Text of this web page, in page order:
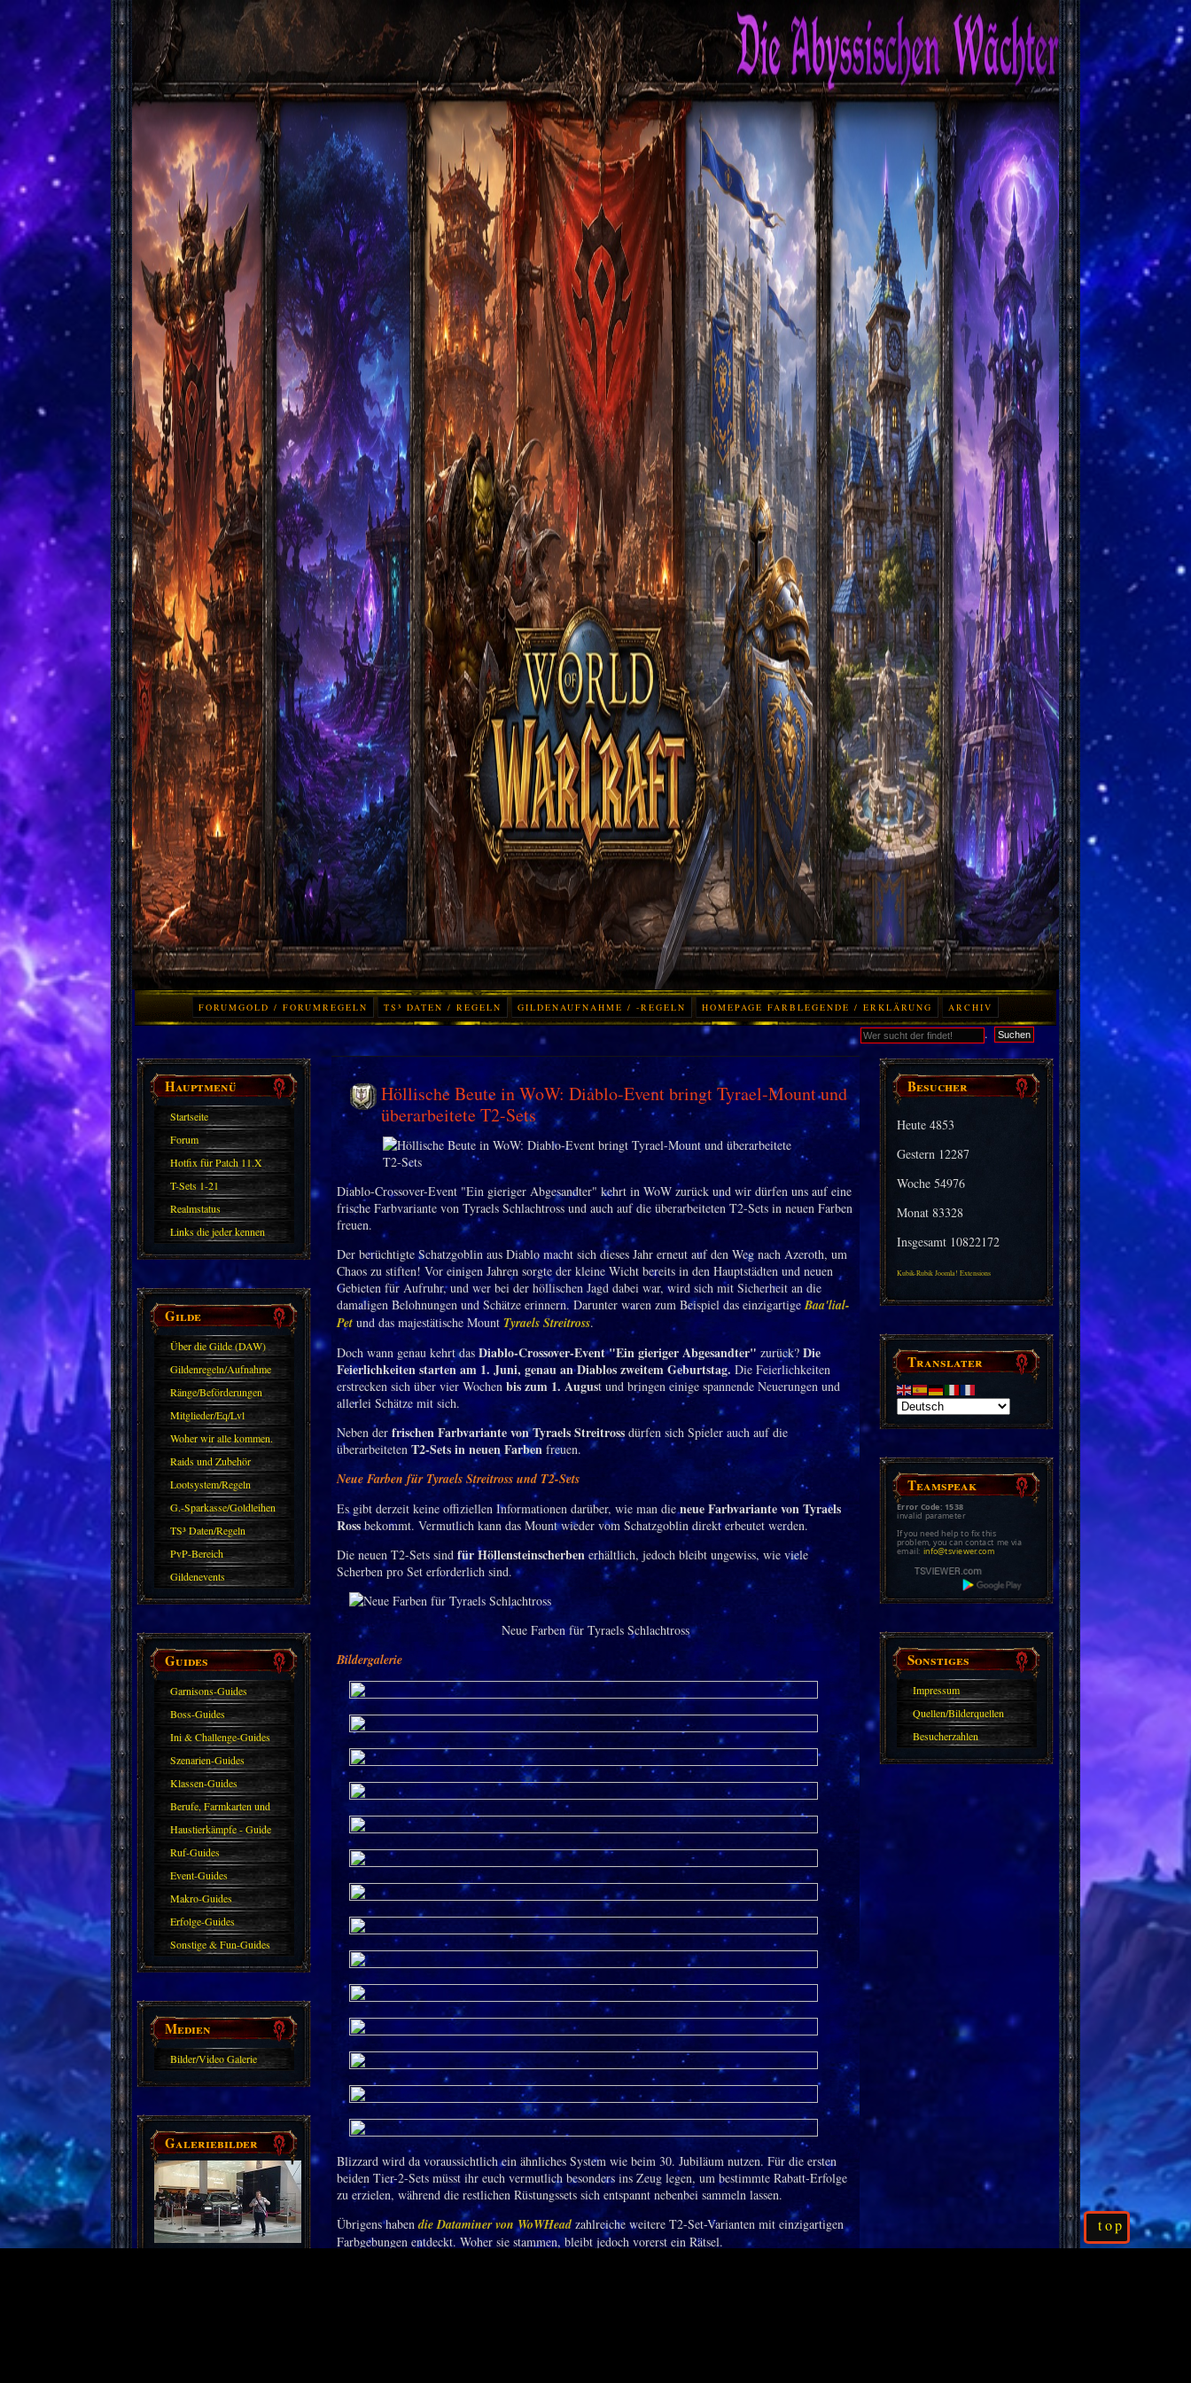
FORUMGOLD / FORUMREGELN TS³ DATEN / REGELN GILDENAUFNAHME / -REGELN HOMEPAGE FARBLEGENDE / ERKLÄRUNG ARCHIV
. Suchen
Hauptmenü
Startseite
Forum
Hotfix für Patch 11.X
T-Sets 1-21
Realmstatus
Links die jeder kennen
sollte?! Oder nicht?
Gilde
Über die Gilde (DAW)
Gildenregeln/Aufnahme
Ränge/Beförderungen
Mitglieder/Eq/Lvl
Woher wir alle kommen.
Raids und Zubehör
Lootsystem/Regeln
G.-Sparkasse/Goldleihen
TS³ Daten/Regeln
PvP-Bereich
Gildenevents
Guides
Garnisons-Guides
Boss-Guides
Ini & Challenge-Guides
Szenarien-Guides
Klassen-Guides
Berufe, Farmkarten und
Haustiere
Haustierkämpfe - Guide
Ruf-Guides
Event-Guides
Makro-Guides
Erfolge-Guides
Sonstige & Fun-Guides
Medien
Bilder/Video Galerie
Galeriebilder
Besucher
Heute4853
Gestern 12287
Woche54976
Monat83328
Insgesamt 10822172
Kubik-Rubik Joomla! Extensions
Translater
Teamspeak
Error Code: 1538
invalid parameter
If you need help to fix this
problem, you can contact me via
email: info@tsviewer.com
Sonstiges
Impressum
Quellen/Bilderquellen
Besucherzahlen
Höllische Beute in WoW: Diablo-Event bringt Tyrael-Mount und
überarbeitete T2-Sets
Diablo-Crossover-Event "Ein gieriger Abgesandter" kehrt in WoW zurück und wir dürfen uns auf eine
frische Farbvariante von Tyraels Schlachtross und auch auf die überarbeiteten T2-Sets in neuen Farben
freuen.
Der berüchtigte Schatzgoblin aus Diablo macht sich dieses Jahr erneut auf den Weg nach Azeroth, um
Chaos zu stiften! Vor einigen Jahren sorgte der kleine Wicht bereits in den Hauptstädten und neuen
Gebieten für Aufruhr, und wer bei der höllischen Jagd dabei war, wird sich mit Sicherheit an die
damaligen Belohnungen und Schätze erinnern. Darunter waren zum Beispiel das einzigartigeBaa'lial-
Petund das majestätische Mount Tyraels Streitross.
Doch wann genau kehrt das Diablo-Crossover-Event "Ein gieriger Abgesandter" zurück? Die
Feierlichkeiten starten am 1. Juni, genau an Diablos zweitem Geburtstag. Die Feierlichkeiten
erstrecken sich über vier Wochen bis zum 1. August und bringen einige spannende Neuerungen und
allerlei Schätze mit sich.
Neben derfrischen Farbvariante von Tyraels Streitrossdürfen sich Spieler auch auf die
überarbeiteten T2-Sets in neuen Farbenfreuen.
Neue Farben für Tyraels Streitross und T2-Sets
Es gibt derzeit keine offiziellen Informationen darüber, wie man dieneue Farbvariante von Tyraels
Rossbekommt. Vermutlich kann das Mount wieder vom Schatzgoblin direkt erbeutet werden.
Die neuen T2-Sets sindfür Höllensteinscherbenerhältlich, jedoch bleibt ungewiss, wie viele
Scherben pro Set erforderlich sind.
Neue Farben für Tyraels Schlachtross
Bildergalerie
Blizzard wird da voraussichtlich ein ähnliches System wie beim 30. Jubiläum nutzen. Für die ersten
beiden Tier-2-Sets müsst ihr euch vermutlich besonders ins Zeug legen, um bestimmte Rabatt-Erfolge
zu erzielen, während die restlichen Rüstungssets sich entspannt nebenbei sammeln lassen.
Übrigens habendie Dataminer von WoWHeadzahlreiche weitere T2-Set-Varianten mit einzigartigen
Farbgebungen entdeckt. Woher sie stammen, bleibt jedoch vorerst ein Rätsel.
top